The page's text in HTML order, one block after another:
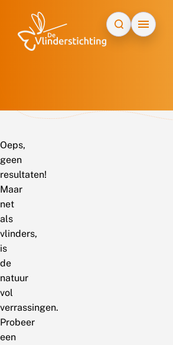
Oeps,
geen
resultaten!
Maar
net
als
vlinders,
is
de
natuur
vol
verrassingen.
Probeer
een